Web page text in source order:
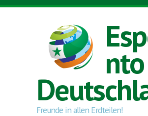
Direkt zum Inhalt
Freunde in allen Erdteilen!